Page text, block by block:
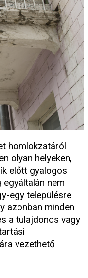
homlokzatáról
olyan helyeken,
előtt gyalogos
nem
egy településre
azonban minden
a tulajdonos vagy
vezethető